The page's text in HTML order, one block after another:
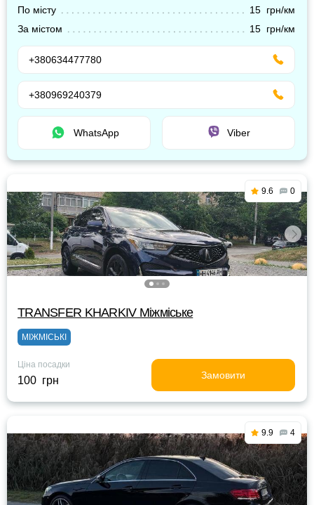
По місту
15 грн/км
За містом
15 грн/км
+380634477780
+380969240379
WhatsApp Viber
9.6 0
TRANSFER KHARKIV Міжміське
МІЖМІСЬКІ
Ціна посадки
100 грн Замовити
9.9 4